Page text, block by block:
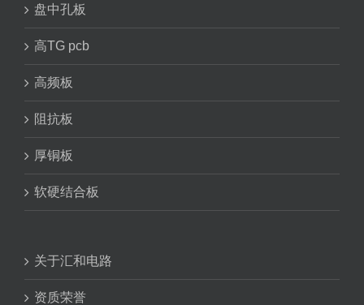
盘中孔板
高TG pcb
高频板
阻抗板
厚铜板
软硬结合板
关于汇和电路
资质荣誉